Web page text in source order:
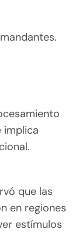
implica
que las
en regiones
estímulos